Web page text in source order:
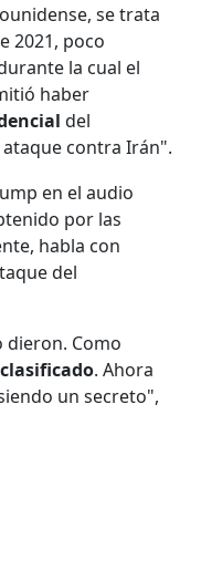
se trata
2021, poco
la cual el
haber
del
contra Irán".
en el audio
por las
habla con
del
dieron. Como
. Ahora
un secreto",